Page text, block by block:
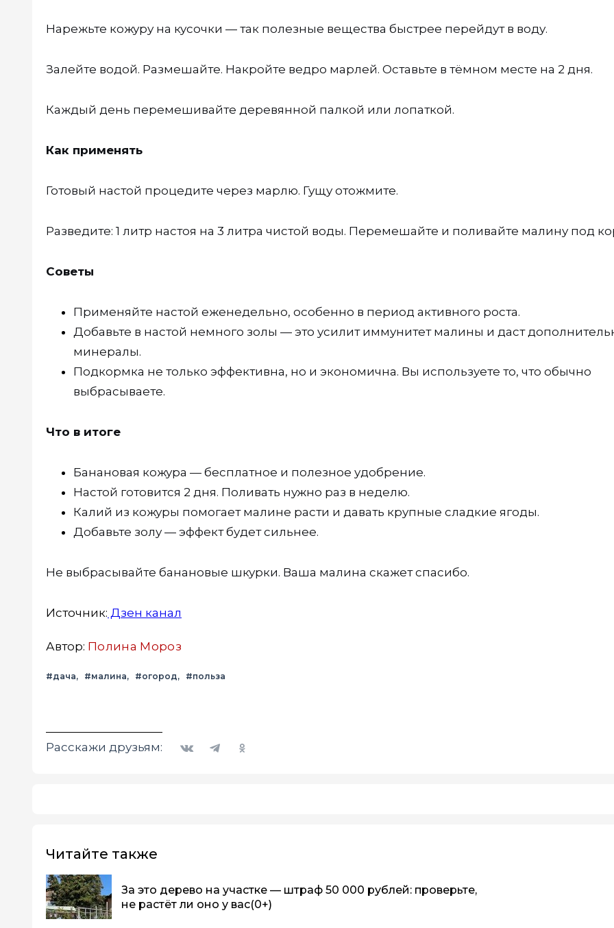
Нарежьте кожуру на кусочки — так полезные вещества быстрее перейдут в воду.
Залейте водой. Размешайте. Накройте ведро марлей. Оставьте в тёмном месте на 2 дня.
Каждый день перемешивайте деревянной палкой или лопаткой.
Как применять
Готовый настой процедите через марлю. Гущу отожмите.
Разведите: 1 литр настоя на 3 литра чистой воды. Перемешайте и поливайте малину под
Советы
Применяйте настой еженедельно, особенно в период активного роста.
Добавьте в настой немного золы — это усилит иммунитет малины и даст
минералы.
Подкормка не только эффективна, но и экономична. Вы используете то, что обычно
выбрасываете.
Что в итоге
Банановая кожура — бесплатное и полезное удобрение.
Настой готовится 2 дня. Поливать нужно раз в неделю.
Калий из кожуры помогает малине расти и давать крупные сладкие ягоды.
Добавьте золу — эффект будет сильнее.
Не выбрасывайте банановые шкурки. Ваша малина скажет спасибо.
Источник: Дзен канал
Автор: Полина Мороз
#дача #малина #огород #польза
Расскажи друзьям:
Читайте также
За это дерево на участке — штраф 50 000 рублей: проверьте,
не растёт ли оно у вас(0+)